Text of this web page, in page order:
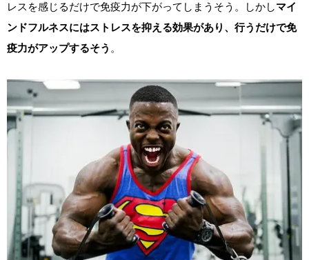
レスを感じるだけで免疫力が下がってしまうそう。しかしマイ
ンドフルネスにはストレスを抑える効果があり、行うだけで免
疫力がアップするそう 。